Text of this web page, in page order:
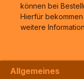
können bei
Hierfür
weitere
Allgemeines